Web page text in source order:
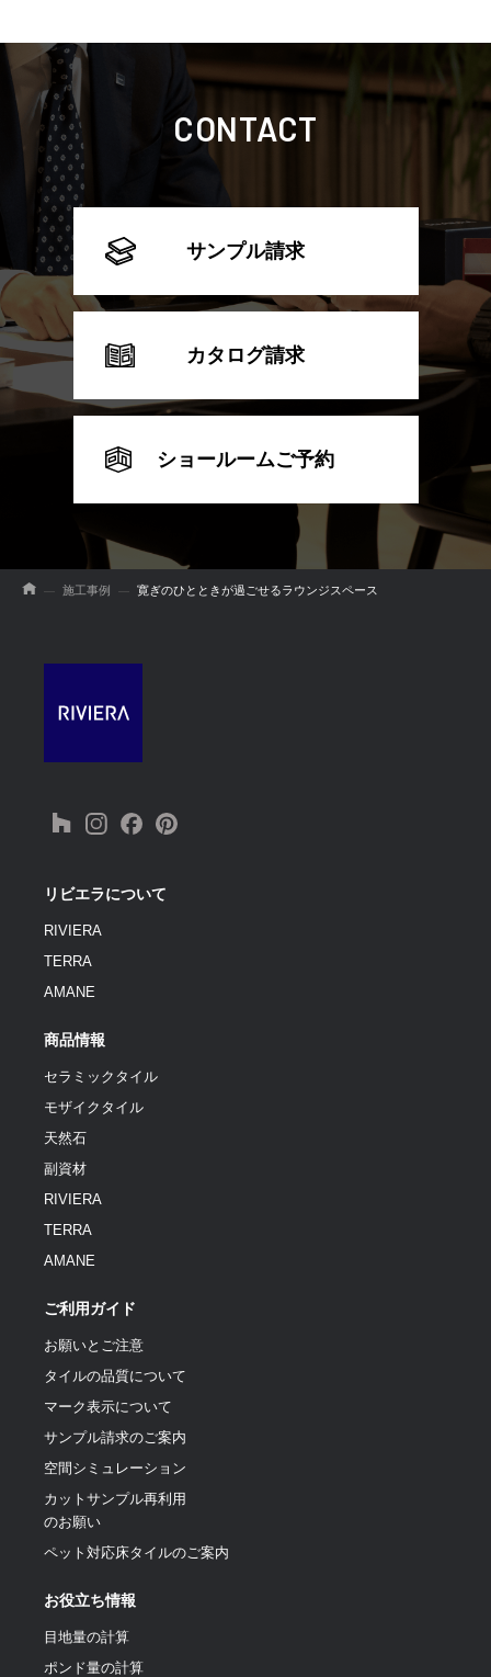
CONTACT
サンプル請求
カタログ請求
ショールームご予約
施工事例 寛ぎのひとときが過ごせるラウンジスペース
リビエラについて
RIVIERA
TERRA
AMANE
商品情報
セラミックタイル
モザイクタイル
天然石
副資材
RIVIERA
TERRA
AMANE
ご利用ガイド
お願いとご注意
タイルの品質について
マーク表示について
サンプル請求のご案内
空間シミュレーション
カットサンプル再利用
のお願い
ペット対応床タイルのご案内
お役立ち情報
目地量の計算
ポンド量の計算